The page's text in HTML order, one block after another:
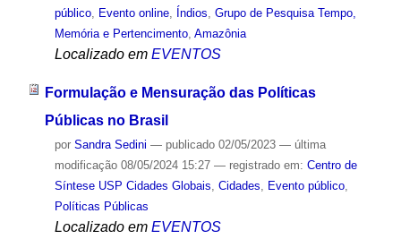
público, Evento online, Índios Grupo de Pesquisa Tempo,
Memória e Pertencimento, Amazônia
Localizado em EVENTOS
Formulação e Mensuração das Políticas
Públicas no Brasil
por Sandra Sedini — publicado02/05/2023 — última
modificação08/05/2024 15:27 — registrado em: Centro de
Síntese USP Cidades Globais Cidades Evento público,
Políticas Públicas
Localizado em EVENTOS